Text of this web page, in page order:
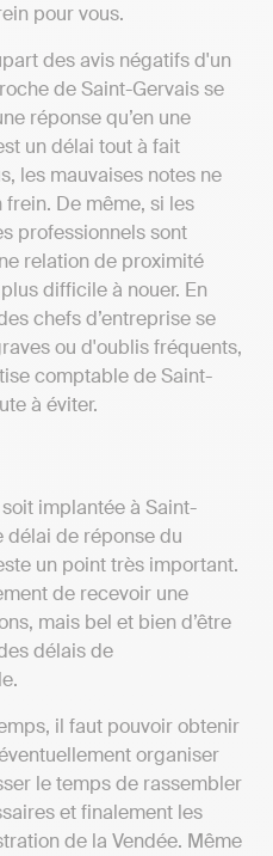
pour vous.
des avis négatifs d'un
de Saint-Gervais se
réponse qu’en une
un délai tout à fait
les mauvaises notes ne
De même, si les
professionnels sont
relation de proximité
difficile à nouer. En
chefs d’entreprise se
ou d'oublis fréquents,
comptable de Saint-
à éviter.
implantée à Saint-
délai de réponse du
un point très important.
de recevoir une
mais bel et bien d’être
délais de
il faut pouvoir obtenir
organiser
le temps de rassembler
et finalement les
de la Vendée. Même